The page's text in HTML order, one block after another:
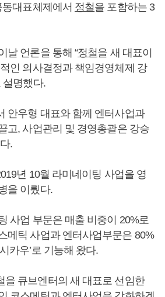
대표체제에서 정철을 포함하는 3
날 언론을 통해 “정철을 새 대표이
인 의사결정과 책임경영체제 강
설명했다.
안우형 대표와 함께 엔터사업과
고, 사업관리 및 경영총괄은 강승
.
년 10월 라미네이팅 사업을 영
을 이뤘다.
사업 부문은 매출 비중이 20%로
메틱 사업과 엔터사업부문은 80%
카우’로 기능해 왔다.
을 큐브엔터의 새 대표로 선임한